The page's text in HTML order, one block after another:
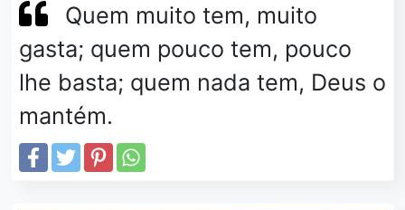
Quem muito tem, muito
gasta; quem pouco tem, pouco
lhe basta; quem nada tem, Deus o
mantém.